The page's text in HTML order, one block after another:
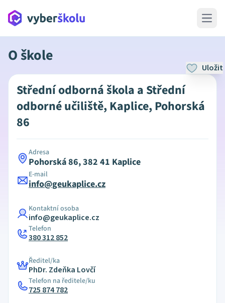
Open
O škole
Uložit
Střední odborná škola a Střední
odborné učiliště, Kaplice, Pohorská
86
Adresa
Pohorská 86, 382 41 Kaplice
E-mail
info@geukaplice.cz
Kontaktní osoba
info@geukaplice.cz
Telefon
380 312 852
Ředitel/ka
PhDr. Zdeňka Lovčí
Telefon na ředitele/ku
725 874 782